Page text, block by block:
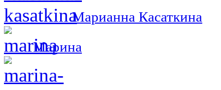
Марианна Касаткина
Марина